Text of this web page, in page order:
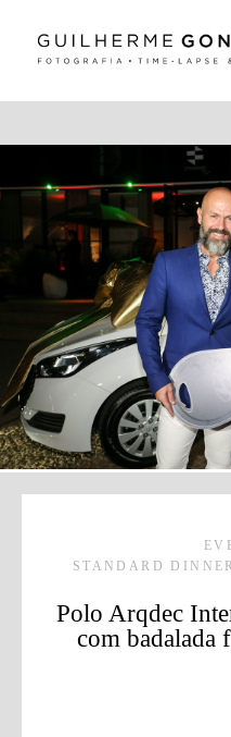
STANDARD
Polo Arqdec
com badalada